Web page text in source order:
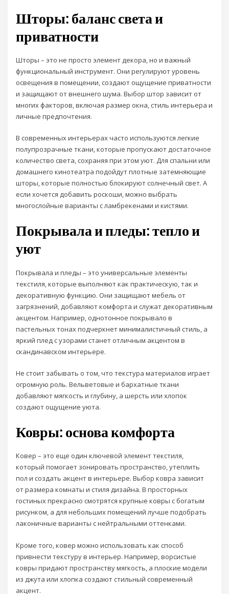
Шторы: баланс света и
приватности
Шторы – это не просто элемент декора, но и важный
функциональный инструмент. Они регулируют уровень
освещения в помещении, создают ощущение приватности
и защищают от внешнего шума. Выбор штор зависит от
многих факторов, включая размер окна, стиль интерьера и
личные предпочтения.
В современных интерьерах часто используются легкие
полупрозрачные ткани, которые пропускают достаточное
количество света, сохраняя при этом уют. Для спальни или
домашнего кинотеатра подойдут плотные затемняющие
шторы, которые полностью блокируют солнечный свет. А
если хочется добавить роскоши, можно выбрать
многослойные варианты с ламбрекенами и кистями.
Покрывала и пледы: тепло и
уют
Покрывала и пледы – это универсальные элементы
текстиля, которые выполняют как практическую, так и
декоративную функцию. Они защищают мебель от
загрязнений, добавляют комфорта и служат декоративным
акцентом. Например, однотонное покрывало в
пастельных тонах подчеркнет минималистичный стиль, а
яркий плед с узорами станет отличным акцентом в
скандинавском интерьере.
Не стоит забывать о том, что текстура материалов играет
огромную роль. Вельветовые и бархатные ткани
добавляют мягкость и глубину, а шерсть или хлопок
создают ощущение уюта.
Ковры: основа комфорта
Ковер – это еще один ключевой элемент текстиля,
который помогает зонировать пространство, утеплить
пол и создать акцент в интерьере. Выбор ковра зависит
от размера комнаты и стиля дизайна. В просторных
гостиных прекрасно смотрятся крупные ковры с богатым
рисунком, а для небольших помещений лучше подобрать
лаконичные варианты с нейтральными оттенками.
Кроме того, ковер можно использовать как способ
привнести текстуру в интерьер. Например, ворсистые
ковры придают пространству мягкость, а плоские модели
из джута или хлопка создают стильный современный
акцент.